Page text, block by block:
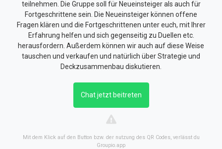
teilnehmen. Die Gruppe soll für Neueinsteiger als auch für
Fortgeschrittene sein. Die Neueinsteiger können offene
Fragen klären und die Fortgeschrittenen unter euch, mit Ihrer
Erfahrung helfen und sich gegenseitig zu Duellen etc.
herausfordern. Außerdem können wir auch auf diese Weise
tauschen und verkaufen und natürlich über Strategie und
Deckzusammenbau diskutieren.
Chat jetzt beitreten
Mit dem Klick auf den Button bzw. der nutzung des QR Codes, verlässt du
Groupio.app